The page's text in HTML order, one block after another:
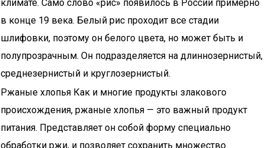
климате. Само слово «рис» появилось в России примерно
в конце 19 века. Белый рис проходит все стадии
шлифовки, поэтому он белого цвета, но может быть и
полупрозрачным. Он подразделяется на длиннозернистый,
среднезернистый и круглозернистый.
Ржаные хлопья Как и многие продукты злакового
происхождения, ржаные хлопья — это важный продукт
питания. Представляет он собой форму специально
обработки ржи, и позволяет сохранить множество